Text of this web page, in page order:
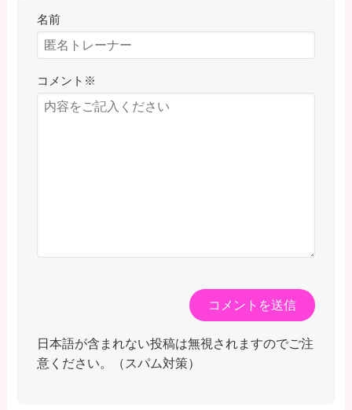
名前
コメント ※
日本語が含まれない投稿は無視されますのでご注
意ください。（スパム対策）